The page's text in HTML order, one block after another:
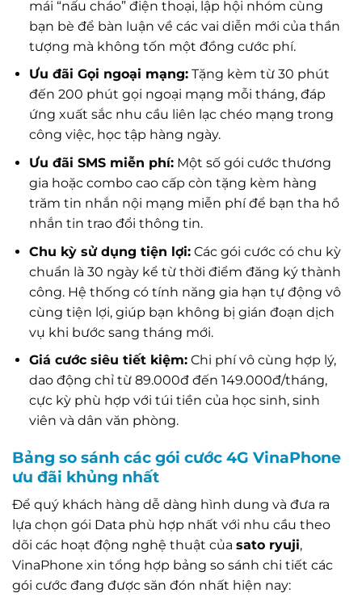
mái “nấu cháo” điện thoại, lập hội nhóm cùng
bạn bè để bàn luận về các vai diễn mới của thần
tượng mà không tốn một đồng cước phí.
Ưu đãi Gọi ngoại mạng:Tặng kèm từ 30 phút
đến 200 phút gọi ngoại mạng mỗi tháng, đáp
ứng xuất sắc nhu cầu liên lạc chéo mạng trong
công việc, học tập hàng ngày.
Ưu đãi SMS miễn phí:Một số gói cước thương
gia hoặc combo cao cấp còn tặng kèm hàng
trăm tin nhắn nội mạng miễn phí để bạn tha hồ
nhắn tin trao đổi thông tin.
Chu kỳ sử dụng tiện lợi:Các gói cước có chu kỳ
chuẩn là 30 ngày kể từ thời điểm đăng ký thành
công. Hệ thống có tính năng gia hạn tự động vô
cùng tiện lợi, giúp bạn không bị gián đoạn dịch
vụ khi bước sang tháng mới.
Giá cước siêu tiết kiệm:Chi phí vô cùng hợp lý,
dao động chỉ từ 89.000đ đến 149.000đ/tháng,
cực kỳ phù hợp với túi tiền của học sinh, sinh
viên và dân văn phòng.
Bảng so sánh các gói cước 4G VinaPhone
ưu đãi khủng nhất
Để quý khách hàng dễ dàng hình dung và đưa ra
lựa chọn gói Data phù hợp nhất với nhu cầu theo
dõi các hoạt động nghệ thuật của sato ryuji,
VinaPhone xin tổng hợp bảng so sánh chi tiết các
gói cước đang được săn đón nhất hiện nay: